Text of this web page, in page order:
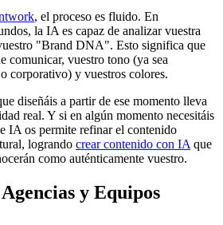
, el proceso es fluido. En
la IA es capaz de analizar vuestra
"Brand DNA". Esto significa que
comunicar, vuestro tono (ya sea
corporativo) y vuestros colores.
diseñáis a partir de ese momento lleva
real. Y si en algún momento necesitáis
IA os permite refinar el contenido
logrando crear contenido con IA que
como auténticamente vuestro.
y Equipos